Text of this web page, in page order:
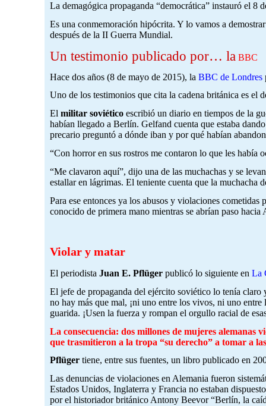
La demagógica propaganda “democrática” instauró el 8
Es una conmemoración hipócrita. Y lo vamos a
después de la II Guerra Mundial.
Un testimonio publicado por… la BBC
Hace dos años (8 de mayo de 2015), la BBC de Londres
Uno de los testimonios que cita la cadena británica es el
El militar soviético escribió un diario en tiempos de la
habían llegado a Berlín. Gelfand cuenta que estaba
precario preguntó a dónde iban y por qué habían
“Con horror en sus rostros me contaron lo que les
“Me clavaron aquí”, dijo una de las muchachas y se
estallar en lágrimas. El teniente cuenta que la muchacha
Para ese entonces ya los abusos y violaciones
conocido de primera mano mientras se abrían paso hacia
Violar y matar
El periodista Juan E. Pflüger publicó lo siguiente en La
El jefe de propaganda del ejército soviético lo tenía claro
no hay más que mal, ¡ni uno entre los vivos, ni uno
guarida. ¡Usen la fuerza y rompan el orgullo racial de
La consecuencia: dos millones de mujeres alemanas
que trasmitieron a la tropa “su derecho” a tomar a
Pflüger tiene, entre sus fuentes, un libro publicado en
Las denuncias de violaciones en Alemania fueron
Estados Unidos, Inglaterra y Francia no estaban
por el historiador británico Antony Beevor “Berlín, la